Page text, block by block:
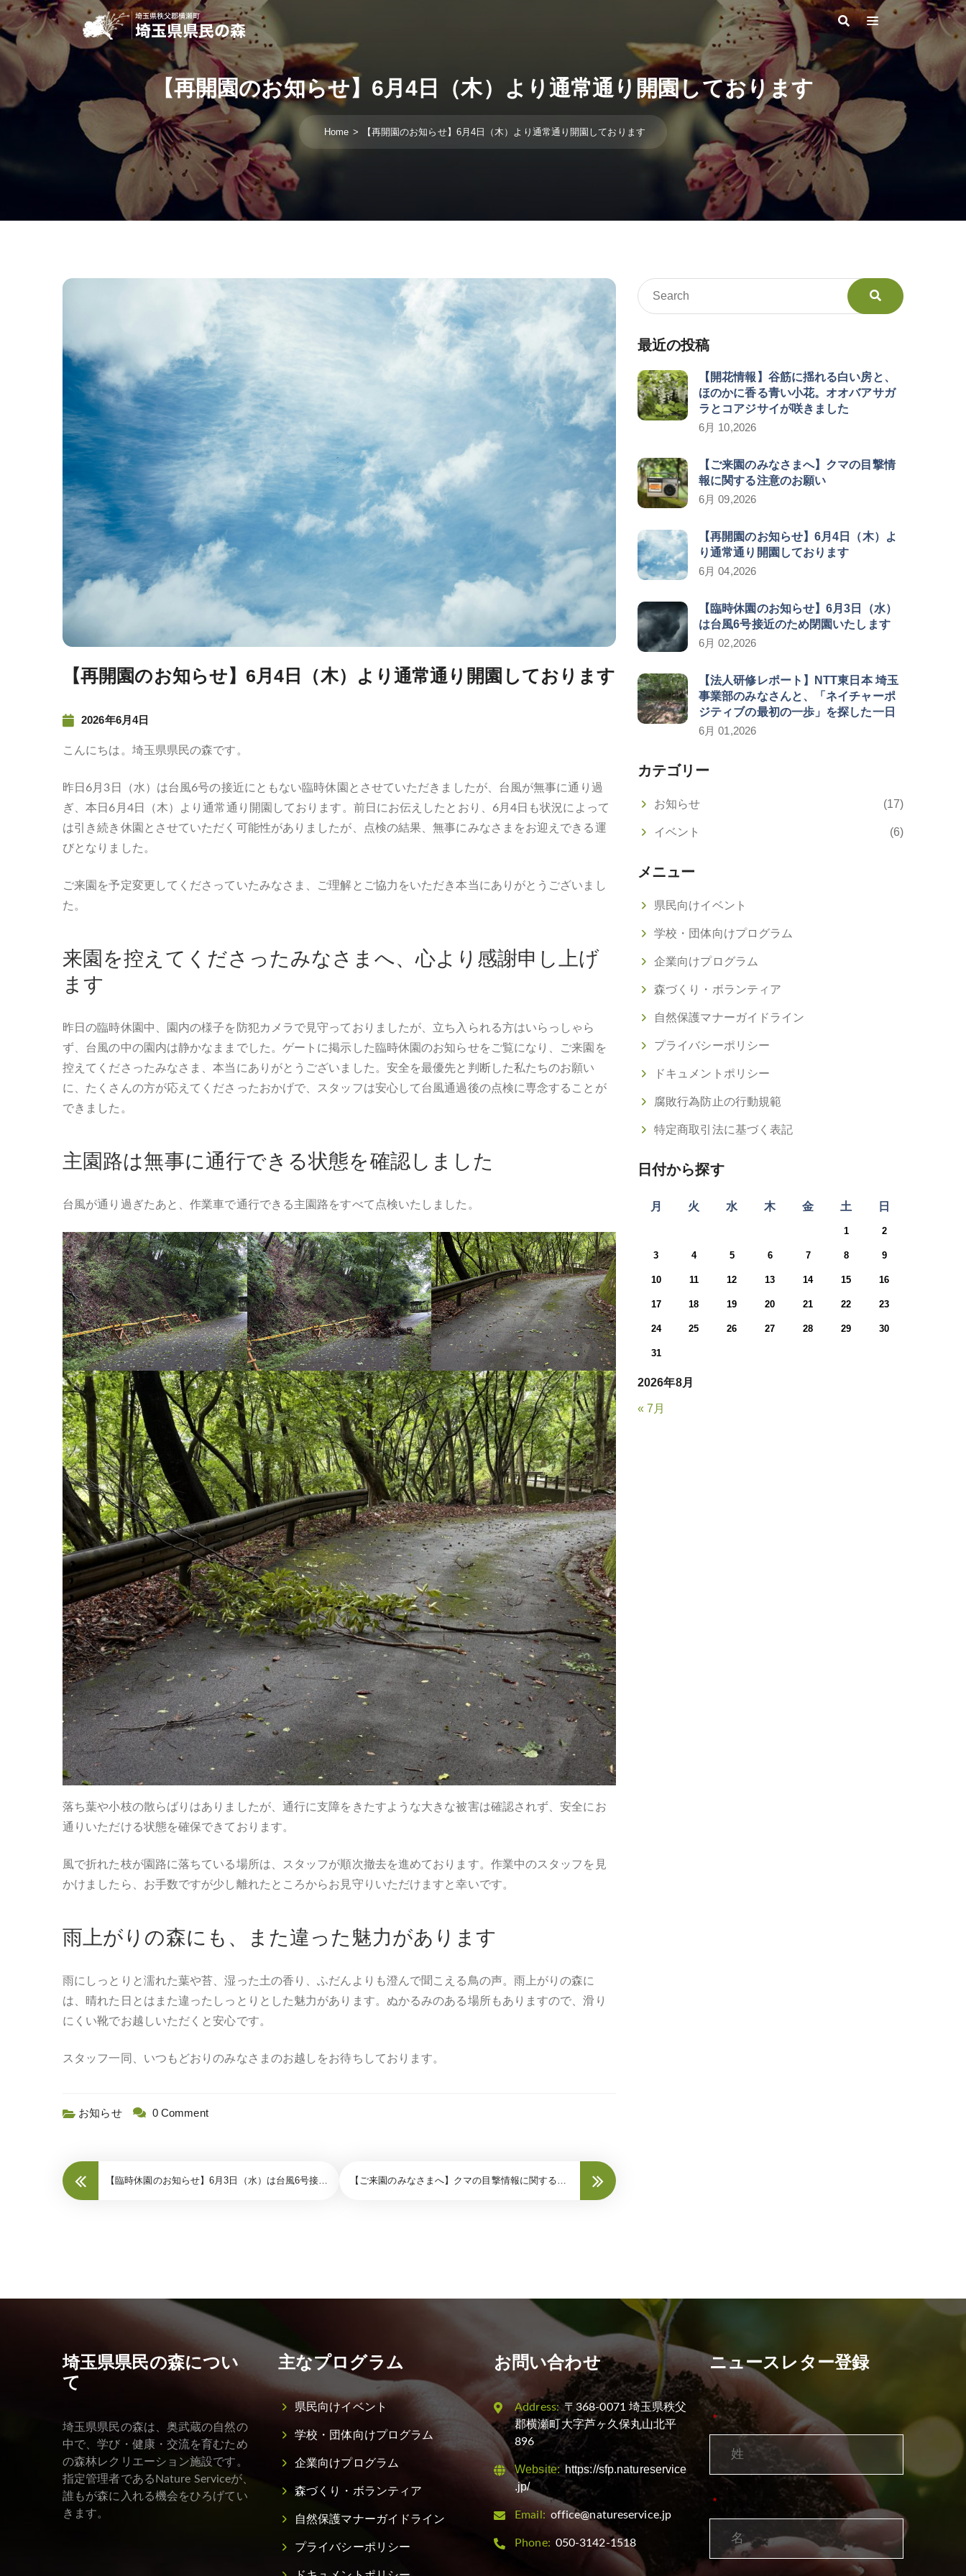
【再開園のお知らせ】6月4日（木）より通常通り開園しております
Home 【再開園のお知らせ】6月4日（木）より通常通り開園しております
【再開園のお知らせ】6月4日（木）より通常通り開園しております
2026年6月4日
こんにちは。埼玉県県民の森です。
昨日6月3日（水）は台風6号の接近にともない臨時休園とさせていただきましたが、台風が無事に通り過
ぎ、本日6月4日（木）より通常通り開園しております。前日にお伝えしたとおり、6月4日も状況によって
は引き続き休園とさせていただく可能性がありましたが、点検の結果、無事にみなさまをお迎えできる運
びとなりました。
ご来園を予定変更してくださっていたみなさま、ご理解とご協力をいただき本当にありがとうございまし
た。
来園を控えてくださったみなさまへ、心より感謝申し上げ
ます
昨日の臨時休園中、園内の様子を防犯カメラで見守っておりましたが、立ち入られる方はいらっしゃら
ず、台風の中の園内は静かなままでした。ゲートに掲示した臨時休園のお知らせをご覧になり、ご来園を
控えてくださったみなさま、本当にありがとうございました。安全を最優先と判断した私たちのお願い
に、たくさんの方が応えてくださったおかげで、スタッフは安心して台風通過後の点検に専念することが
できました。
主園路は無事に通行できる状態を確認しました
台風が通り過ぎたあと、作業車で通行できる主園路をすべて点検いたしました。
落ち葉や小枝の散らばりはありましたが、通行に支障をきたすような大きな被害は確認されず、安全にお
通りいただける状態を確保できております。
風で折れた枝が園路に落ちている場所は、スタッフが順次撤去を進めております。作業中のスタッフを見
かけましたら、お手数ですが少し離れたところからお見守りいただけますと幸いです。
雨上がりの森にも、また違った魅力があります
雨にしっとりと濡れた葉や苔、湿った土の香り、ふだんよりも澄んで聞こえる鳥の声。雨上がりの森に
は、晴れた日とはまた違ったしっとりとした魅力があります。ぬかるみのある場所もありますので、滑り
にくい靴でお越しいただくと安心です。
スタッフ一同、いつもどおりのみなさまのお越しをお待ちしております。
お知らせ 0 Comment
投
ビ
ゲー
ショ
ン
【臨時休園のお知らせ】6月3日（水）は台風6号接近のため閉園いたします 【ご来園のみなさまへ】クマの目撃情報に関する注意のお願い
最近の投稿
【開花情報】谷筋に揺れる白い房と、
ほのかに香る青い小花。オオバアサガ
ラとコアジサイが咲きました
6月 10,2026
【ご来園のみなさまへ】クマの目撃情
報に関する注意のお願い
6月 09,2026
【再開園のお知らせ】6月4日（木）よ
り通常通り開園しております
6月 04,2026
【臨時休園のお知らせ】6月3日（水）
は台風6号接近のため閉園いたします
6月 02,2026
【法人研修レポート】NTT東日本 埼玉
事業部のみなさんと、「ネイチャーポ
ジティブの最初の一歩」を探した一日
6月 01,2026
カテゴリー
お知らせ (17)
イベント (6)
メニュー
県民向けイベント
学校・団体向けプログラム
企業向けプログラム
森づくり・ボランティア
自然保護マナーガイドライン
プライバシーポリシー
ドキュメントポリシー
腐敗行為防止の行動規範
特定商取引法に基づく表記
日付から探す
2026年8月
月 火 水 木 金 土 日
1 2
3 4 5 6 7 8 9
10 11 12 13 14 15 16
17 18 19 20 21 22 23
24 25 26 27 28 29 30
31
« 7月
埼玉県県民の森につい
て
埼玉県県民の森は、奥武蔵の自然の
中で、学び・健康・交流を育むため
の森林レクリエーション施設です。
指定管理者であるNature Serviceが、
誰もが森に入れる機会をひろげてい
きます。
主なプログラム
県民向けイベント
学校・団体向けプログラム
企業向けプログラム
森づくり・ボランティア
自然保護マナーガイドライン
プライバシーポリシー
お問い合わせ
Address: 〒368-0071 埼玉県秩父
郡横瀬町大字芦ヶ久保丸山北平
896
Website: https://sfp.natureservice
.jp/
Email: office@natureservice.jp
Phone: 050-3142-1518
ニュースレター登録
*
*